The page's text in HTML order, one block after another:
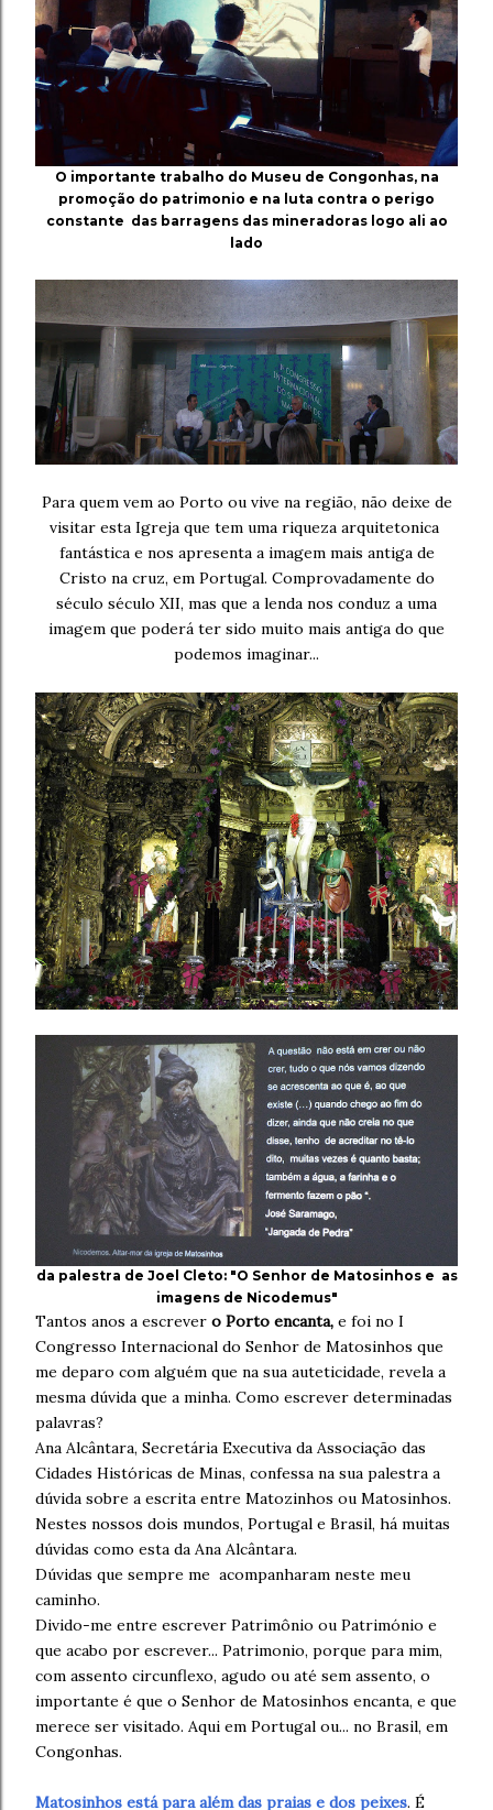
O importante trabalho do Museu de Congonhas, na
promoção do patrimonio e na luta contra o perigo
constante das barragens das mineradoras logo ali ao
lado
Para quem vem ao Porto ou vive na região, não deixe de
visitar esta Igreja que tem uma riqueza arquitetonica
fantástica e nos apresenta a imagem mais antiga de
Cristo na cruz, em Portugal. Comprovadamente do
século século XII, mas que a lenda nos conduz a uma
imagem que poderá ter sido muito mais antiga do que
podemos imaginar...
da palestra de Joel Cleto: "O Senhor de Matosinhos e as
imagens de Nicodemus"
Tantos anos a escrever o Porto encanta, e foi no I
Congresso Internacional do Senhor de Matosinhos que
me deparo com alguém que na sua auteticidade, revela a
mesma dúvida que a minha. Como escrever determinadas
palavras?
Ana Alcântara, Secretária Executiva da Associação das
Cidades Históricas de Minas, confessa na sua palestra a
dúvida sobre a escrita entre Matozinhos ou Matosinhos.
Nestes nossos dois mundos, Portugal e Brasil, há muitas
dúvidas como esta da Ana Alcântara.
Dúvidas que sempre me acompanharam neste meu
caminho.
Divido-me entre escrever Patrimônio ou Património e
que acabo por escrever... Patrimonio, porque para mim,
com assento circunflexo, agudo ou até sem assento, o
importante é que o Senhor de Matosinhos encanta, e que
merece ser visitado. Aqui em Portugal ou... no Brasil, em
Congonhas.
Matosinhos está para além das praias e dos peixes. É